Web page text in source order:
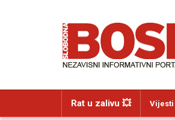
Rat u zalivu 💥 Vijesti